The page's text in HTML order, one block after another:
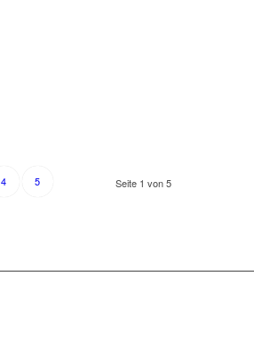
Seite 1 von 5
4 5